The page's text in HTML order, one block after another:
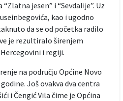
jesen” i “Sevdalije”. Uz
kao i ugodno
da se od početka radilo
je rezultiralo širenjem
i regiji.
na području Općine Novo
Još ovakva dva centra
i Čengić Vila čime je Općina